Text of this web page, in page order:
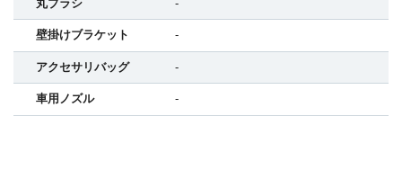
丸ブラシ -
壁掛けブラケット -
アクセサリバッグ -
車用ノズル -